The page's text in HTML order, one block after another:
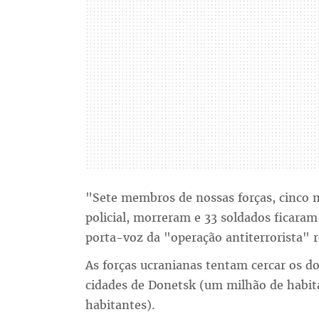
"Sete membros de nossas forças,
policial, morreram e 33 soldados
porta-voz da "operação antiterrorista"
As forças ucranianas tentam cercar os
cidades de Donetsk (um milhão de
habitantes).